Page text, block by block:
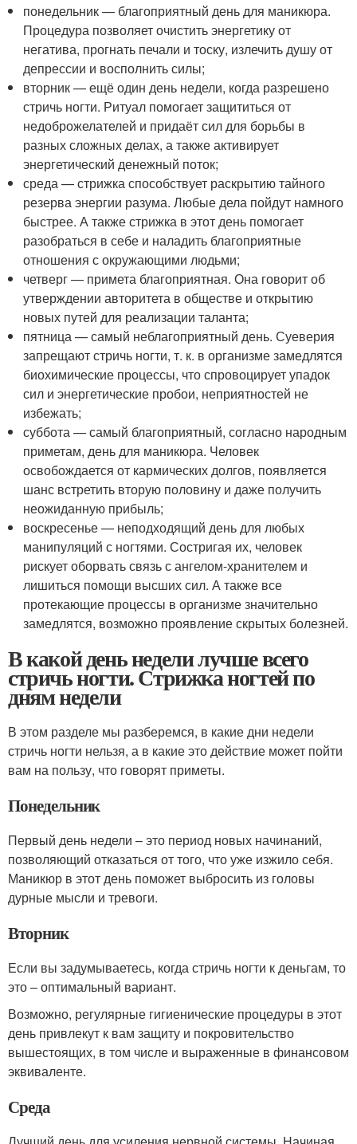
понедельник — благоприятный день для маникюра.
Процедура позволяет очистить энергетику от
негатива, прогнать печали и тоску, излечить душу от
депрессии и восполнить силы;
вторник — ещё один день недели, когда разрешено
стричь ногти. Ритуал помогает защититься от
недоброжелателей и придаёт сил для борьбы в
разных сложных делах, а также активирует
энергетический денежный поток;
среда — стрижка способствует раскрытию тайного
резерва энергии разума. Любые дела пойдут намного
быстрее. А также стрижка в этот день помогает
разобраться в себе и наладить благоприятные
отношения с окружающими людьми;
четверг — примета благоприятная. Она говорит об
утверждении авторитета в обществе и открытию
новых путей для реализации таланта;
пятница — самый неблагоприятный день. Суеверия
запрещают стричь ногти, т. к. в организме замедлятся
биохимические процессы, что спровоцирует упадок
сил и энергетические пробои, неприятностей не
избежать;
суббота — самый благоприятный, согласно народным
приметам, день для маникюра. Человек
освобождается от кармических долгов, появляется
шанс встретить вторую половину и даже получить
неожиданную прибыль;
воскресенье — неподходящий день для любых
манипуляций с ногтями. Состригая их, человек
рискует оборвать связь с ангелом-хранителем и
лишиться помощи высших сил. А также все
протекающие процессы в организме значительно
замедлятся, возможно проявление скрытых болезней.
В какой день недели лучше всего
стричь ногти. Стрижка ногтей по
дням недели
В этом разделе мы разберемся, в какие дни недели
стричь ногти нельзя, а в какие это действие может пойти
вам на пользу, что говорят приметы.
Понедельник
Первый день недели – это период новых начинаний,
позволяющий отказаться от того, что уже изжило себя.
Маникюр в этот день поможет выбросить из головы
дурные мысли и тревоги.
Вторник
Если вы задумываетесь, когда стричь ногти к деньгам, то
это – оптимальный вариант.
Возможно, регулярные гигиенические процедуры в этот
день привлекут к вам защиту и покровительство
вышестоящих, в том числе и выраженные в финансовом
эквиваленте.
Среда